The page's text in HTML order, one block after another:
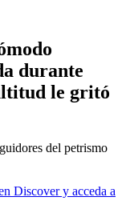
durante
le gritó
del petrismo
Discover y acceda a